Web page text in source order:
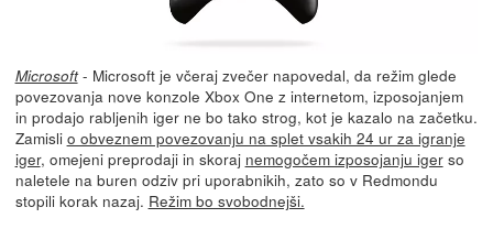
Microsoft- Microsoft je včeraj zvečer napovedal, da režim glede
povezovanja nove konzole Xbox One z internetom, izposojanjem
in prodajo rabljenih iger ne bo tako strog, kot je kazalo na začetku.
Zamisli o obveznem povezovanju na splet vsakih 24 ur za igranje
iger, omejeni preprodaji in skoraj nemogočem izposojanju igerso
naletele na buren odziv pri uporabnikih, zato so v Redmondu
stopili korak nazaj. Režim bo svobodnejši.